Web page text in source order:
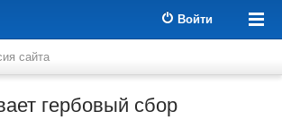
Войти
сайта
гербовый сбор